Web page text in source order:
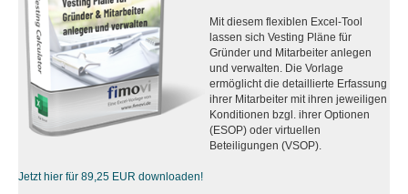
Mit diesem flexiblen Excel-Tool
lassen sich Vesting Pläne für
Gründer und Mitarbeiter anlegen
und verwalten. Die Vorlage
ermöglicht die detaillierte Erfassung
ihrer Mitarbeiter mit ihren jeweiligen
Konditionen bzgl. ihrer Optionen
(ESOP) oder virtuellen
Beteiligungen (VSOP).
Jetzt hier für 89,25 EUR downloaden!